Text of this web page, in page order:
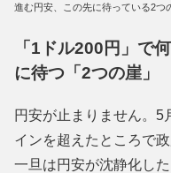
進む円安、この先に待っている2つ
「1ドル200円」で
に待つ「2つの崖」
円安が止まりません。5
インを超えたところで
一旦は円安が沈静化し